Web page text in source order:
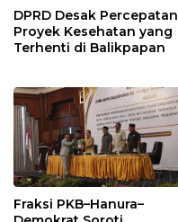
DPRD Desak Percepatan
Proyek Kesehatan yang
Terhenti di Balikpapan
Fraksi PKB–Hanura–